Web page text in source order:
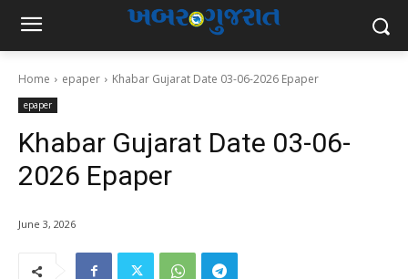
Home epaper Khabar Gujarat Date 03-06-2026 Epaper
epaper
Khabar Gujarat Date 03-06-
2026 Epaper
June 3, 2026